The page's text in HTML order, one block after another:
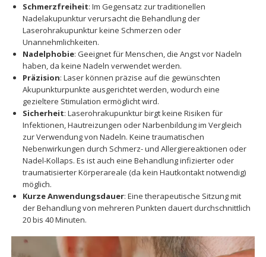
Schmerzfreiheit: Im Gegensatz zur traditionellen
Nadelakupunktur verursacht die Behandlung der
Laserohrakupunktur keine Schmerzen oder
Unannehmlichkeiten.
Nadelphobie: Geeignet für Menschen, die Angst vor Nadeln
haben, da keine Nadeln verwendet werden.
Präzision: Laser können präzise auf die gewünschten
Akupunkturpunkte ausgerichtet werden, wodurch eine
gezieltere Stimulation ermöglicht wird.
Sicherheit: Laserohrakupunktur birgt keine Risiken für
Infektionen, Hautreizungen oder Narbenbildung im Vergleich
zur Verwendung von Nadeln. Keine traumatischen
Nebenwirkungen durch Schmerz- und Allergiereaktionen oder
Nadel-Kollaps. Es ist auch eine Behandlung infizierter oder
traumatisierter Körperareale (da kein Hautkontakt notwendig)
möglich.
Kurze Anwendungsdauer: Eine therapeutische Sitzung mit
der Behandlung von mehreren Punkten dauert durchschnittlich
20 bis 40 Minuten.